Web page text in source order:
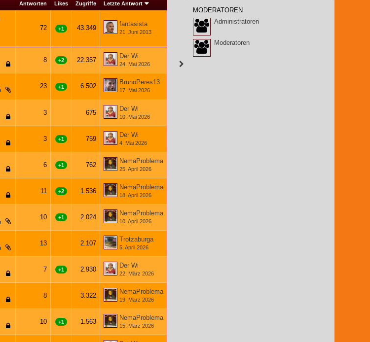
Antworten Likes Zugriffe Letzte Antwort
72 +1 43.349
fantasista
21. Juni 2013
8 +2 22.357
Der Wi
24. Mai 2026
23 +1 6.502
BrunoPeres13
17. Mai 2026
3 675
Der Wi
10. Mai 2026
3 +1 759
Der Wi
4. Mai 2026
6 +1 762
NemaProblema
25. April 2026
11 +2 1.536
NemaProblema
18. April 2026
10 +1 2.024
NemaProblema
10. April 2026
13 2.107
Trotzaburga
5. April 2026
7 +1 2.930
Der Wi
22. März 2026
8 3.322
NemaProblema
19. März 2026
10 +1 1.563
NemaProblema
15. März 2026
MODERATOREN
Administratoren
Moderatoren